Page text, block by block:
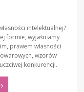
intelektualnej?
formie, wyjaśniamy
prawem własności
wzorów
konkurencji.